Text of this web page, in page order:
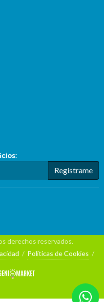
:
Registrame
derechos reservados.
/ Políticas de Cookies /